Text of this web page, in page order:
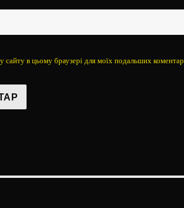
сайту в цьому браузері для моїх подальших